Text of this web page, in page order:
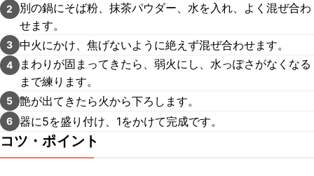
2
別の鍋にそば粉、抹茶パウダー、水を入れ、よく混ぜ合わ
せます。
3 中火にかけ、焦げないように絶えず混ぜ合わせます。
4
まわりが固まってきたら、弱火にし、水っぽさがなくなる
まで練ります。
5 艶が出てきたら火から下ろします。
6 器に5を盛り付け、1をかけて完成です。
コツ・ポイント